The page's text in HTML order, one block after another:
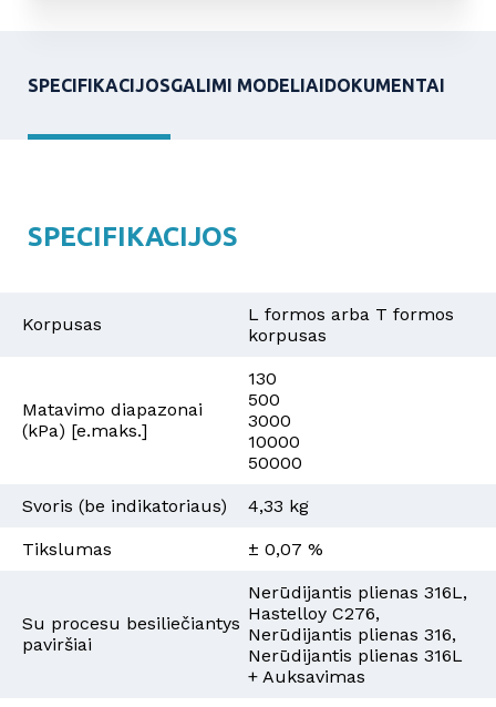
SPECIFIKACIJOSGALIMI MODELIAIDOKUMENTAI
SPECIFIKACIJOS
Korpusas
L formos arba T formos
korpusas
Matavimo diapazonai
(kPa) [e.maks.]
130
500
3000
10000
50000
Svoris (be indikatoriaus) 4,33 kg
Tikslumas ± 0,07 %
Su procesu besiliečiantys
paviršiai
Nerūdijantis plienas 316L,
Hastelloy C276,
Nerūdijantis plienas 316,
Nerūdijantis plienas 316L
+ Auksavimas